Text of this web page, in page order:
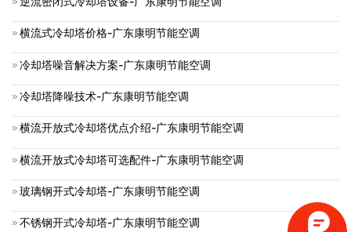
横流式冷却塔价格-广东康明节能空调
冷却塔噪音解决方案-广东康明节能空调
冷却塔降噪技术-广东康明节能空调
横流开放式冷却塔优点介绍-广东康明节能空调
横流开放式冷却塔可选配件-广东康明节能空调
玻璃钢开式冷却塔-广东康明节能空调
不锈钢开式冷却塔-广东康明节能空调